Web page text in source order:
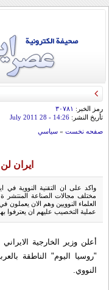
رمز الخبر: ۳۰۷۸۱
تأريخ النشر: 14:26
- 28 July 2011
صفحه نخست » سياسي
ايران
واكد على ان التقنية النووية في
مختلف مجالات الصناعة المنتشر
العلماء النوويين وهم الان
عملية التخصيب عليهم ان يعترفوا
أعلن وزير الخارجية
"روسيا اليوم" الناطقة
النووي.